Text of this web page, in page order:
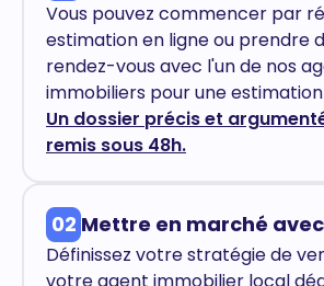
Vous pouvez commencer par
estimation en ligne ou prendre
rendez-vous avec l'un de nos
immobiliers pour une
Un dossier précis et
remis sous 48h.
02 Mettre en marché
Définissez votre stratégie de